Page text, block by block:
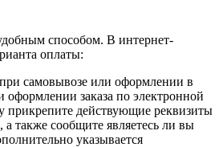
способом. В интернет-
оплаты:
самовывозе или оформлении в
оформлении заказа по электронной
прикрепите действующие реквизиты
также сообщите являетесь ли вы
указывается